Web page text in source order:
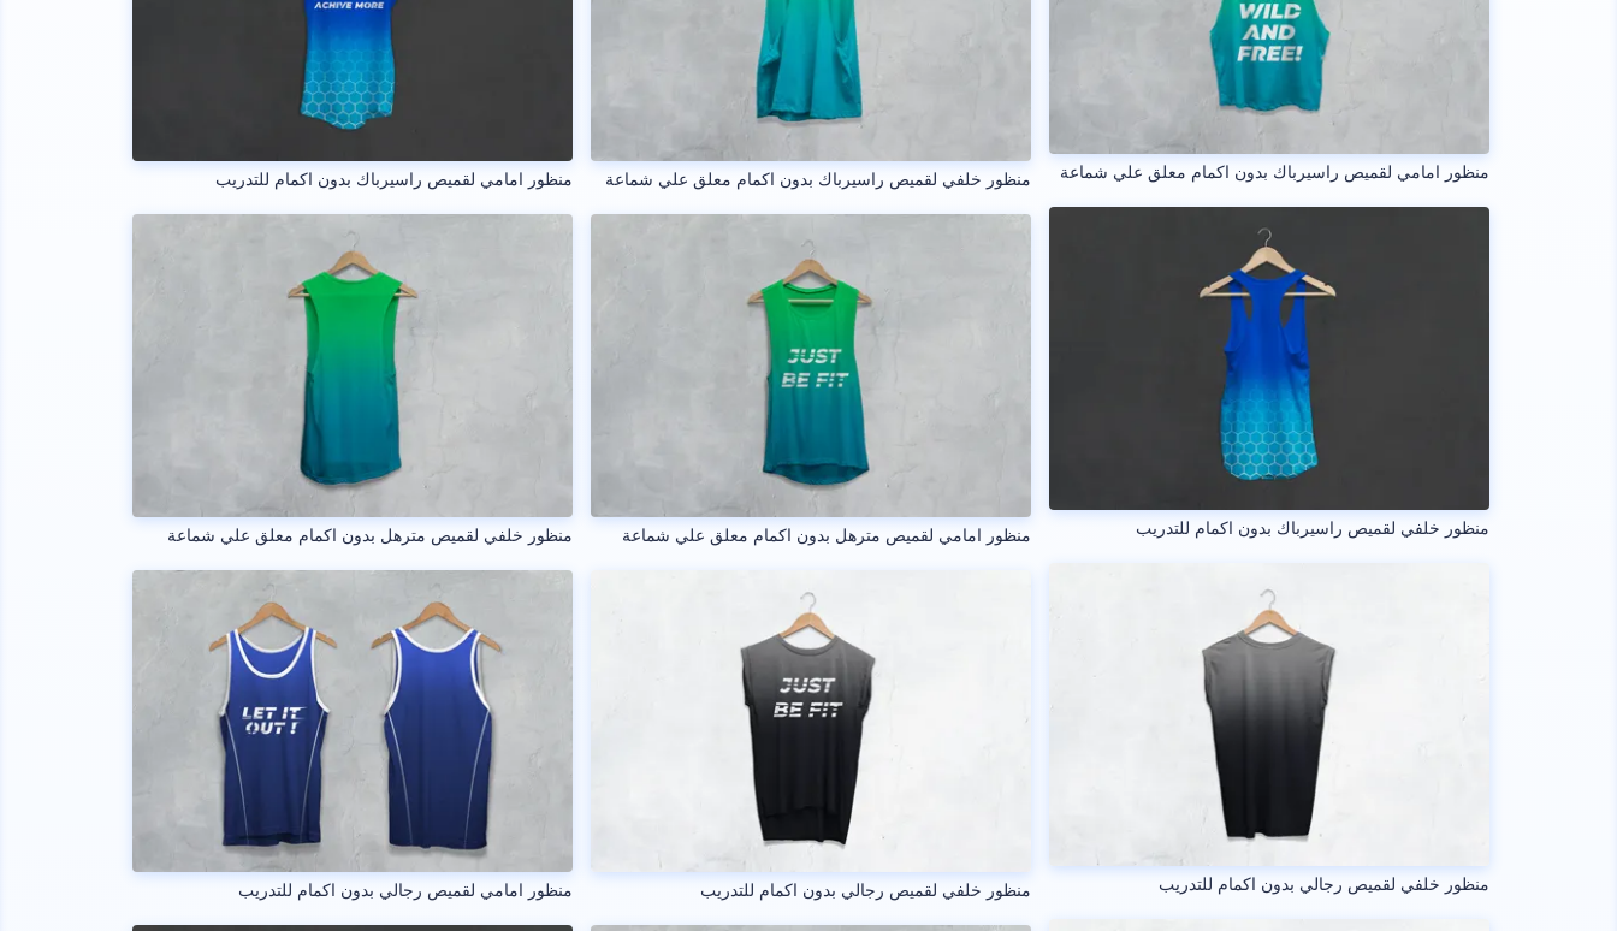
منظور امامي لقميص راسيرباك بدون اكمام معلق علي شماعة
منظور خلفي لقميص راسيرباك بدون اكمام للتدريب
منظور خلفي لقميص رجالي بدون اكمام للتدريب
منظور خلفي لقميص راسيرباك بدون اكمام معلق علي شماعة
منظور امامي لقميص مترهل بدون اكمام معلق علي شماعة
منظور خلفي لقميص رجالي بدون اكمام للتدريب
منظور امامي لقميص راسيرباك بدون اكمام للتدريب
منظور خلفي لقميص مترهل بدون اكمام معلق علي شماعة
منظور امامي لقميص رجالي بدون اكمام للتدريب